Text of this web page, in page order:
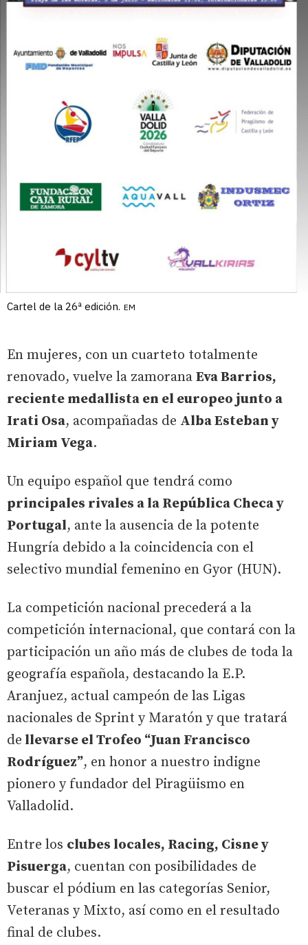
Cartel de la 26ª edición. EM
En mujeres, con un cuarteto totalmente
renovado, vuelve la zamorana Eva Barrios,
reciente medallista en el europeo junto a
Irati Osa, acompañadas de Alba Esteban y
Miriam Vega.
Un equipo español que tendrá como
principales rivales a la República Checa y
Portugal, ante la ausencia de la potente
Hungría debido a la coincidencia con el
selectivo mundial femenino en Gyor (HUN).
La competición nacional precederá a la
competición internacional, que contará con la
participación un año más de clubes de toda la
geografía española, destacando la E.P.
Aranjuez, actual campeón de las Ligas
nacionales de Sprint y Maratón y que tratará
de llevarse el Trofeo “Juan Francisco
Rodríguez”, en honor a nuestro indigne
pionero y fundador del Piragüismo en
Valladolid.
Entre los clubes locales, Racing, Cisne y
Pisuerga, cuentan con posibilidades de
buscar el pódium en las categorías Senior,
Veteranas y Mixto, así como en el resultado
final de clubes.